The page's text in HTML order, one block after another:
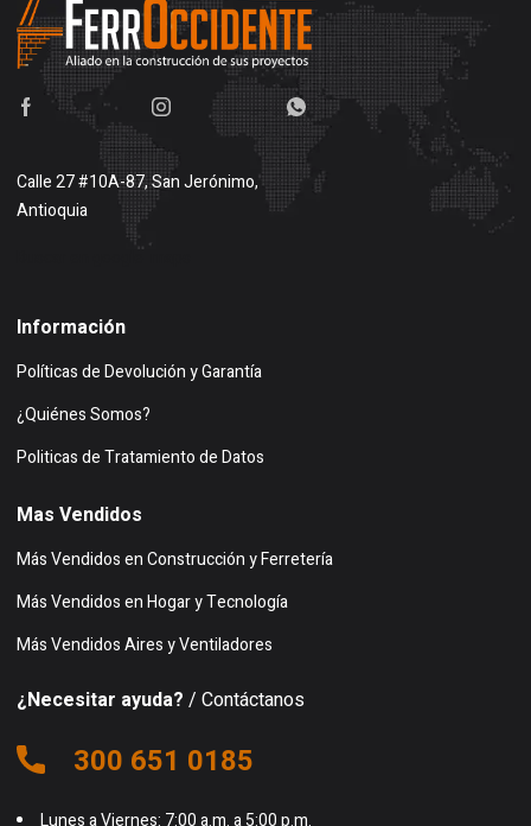
Calle 27 #10A-87, San Jerónimo,
Antioquia
Información
Políticas de Devolución y Garantía
¿Quiénes Somos?
Politicas de Tratamiento de Datos
Mas Vendidos
Más Vendidos en Construcción y Ferretería
Más Vendidos en Hogar y Tecnología
Más Vendidos Aires y Ventiladores
¿Necesitar ayuda? / Contáctanos
300 651 0185
Lunes a Viernes: 7:00 a.m. a 5:00 p.m.